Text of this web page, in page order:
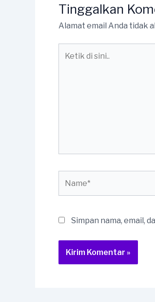
Tinggalkan
Alamat email Anda tidak
Simpan nama, email,